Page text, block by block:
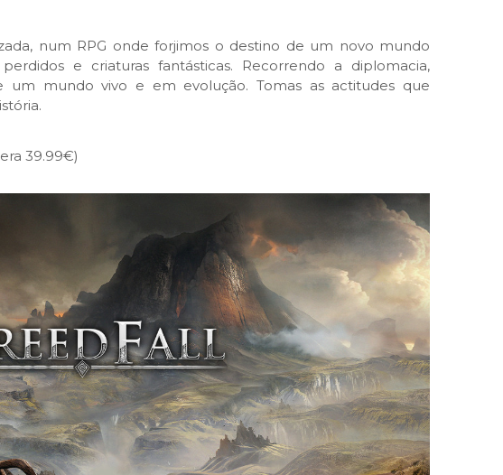
num RPG onde forjimos o destino de um novo mundo
e criaturas fantásticas. Recorrendo a diplomacia,
mundo vivo e em evolução. Tomas as actitudes que
39.99€)